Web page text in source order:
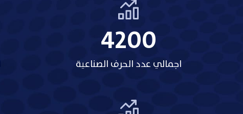
5207
اجمالي عدد الحرف الصناعية